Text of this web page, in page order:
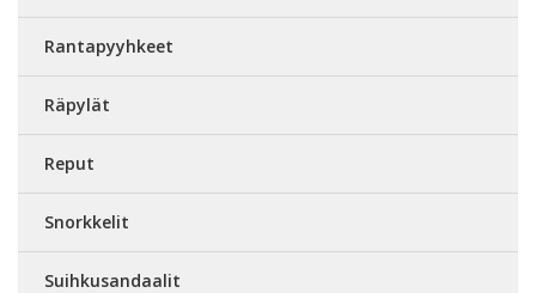
Rantapyyhkeet
Räpylät
Reput
Snorkkelit
Suihkusandaalit